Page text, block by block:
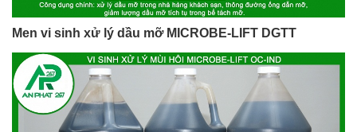
Men vi sinh xử lý dầu mỡ MICROBE-LIFT DGTT